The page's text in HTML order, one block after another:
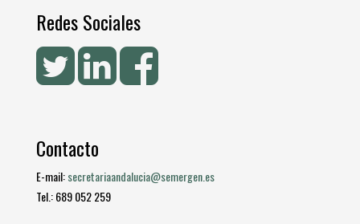
Redes Sociales
Contacto
E-mail:secretariaandalucia@semergen.es
Tel.: 689 052 259